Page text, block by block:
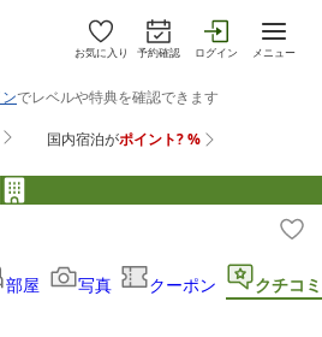
お気に入り 予約確認 ログイン メニュー
部屋 写真 クーポン クチコミ